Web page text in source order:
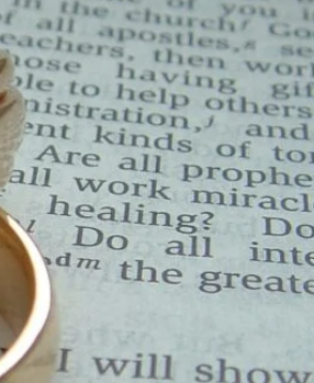
albedrío